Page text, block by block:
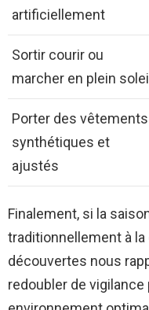
artificiellement
Sortir courir ou
marcher en plein
Porter des vêtements
synthétiques et
ajustés
Finalement, si la
traditionnellement à
découvertes nous
redoubler de